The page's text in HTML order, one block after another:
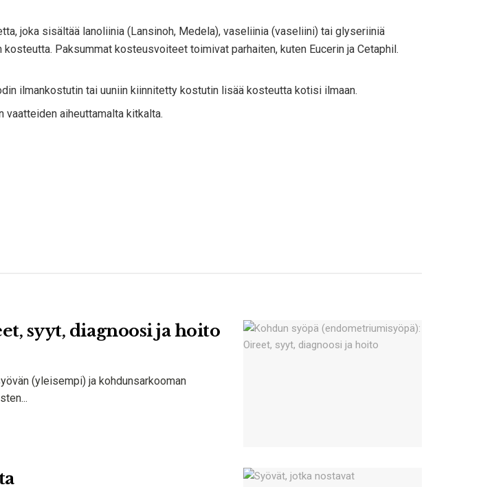
joka sisältää lanoliinia (Lansinoh, Medela), vaseliinia (vaseliini) tai glyseriiniä
Paksummat kosteusvoiteet toimivat parhaiten, kuten Eucerin ja Cetaphil.
ilmankostutin tai uuniin kiinnitetty kostutin lisää kosteutta kotisi ilmaan.
vaatteiden aiheuttamalta kitkalta.
syyt, diagnoosi ja hoito
(yleisempi) ja kohdunsarkooman